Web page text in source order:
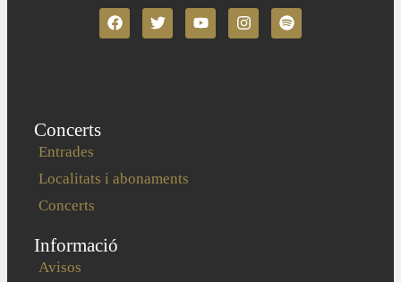
Concerts
Entrades
Localitats i abonaments
Concerts
Informació
Avisos